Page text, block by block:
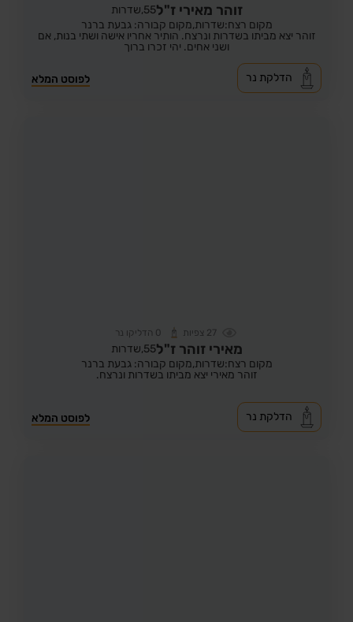
זוהר מאירי ז"ל55, שדרות
מקום רצח:שדרות,מקום קבורה: גבעת ברנר
זוהר יצא מביתו בשדרות ונרצח. הותיר אחריו אישה ושתי בנות, אם
ושני אחים. יהי זכרו ברוך
לפוסט המלא הדלקת נר
27 צפיות 0 הדליקו נר
מאירי זוהר ז"ל55, שדרות
מקום רצח:שדרות,מקום קבורה: גבעת ברנר
זוהר מאירי יצא מביתו בשדרות ונרצח.
לפוסט המלא הדלקת נר